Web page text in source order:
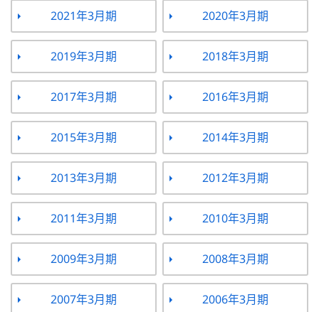
2021年3月期 2020年3月期
2019年3月期 2018年3月期
2017年3月期 2016年3月期
2015年3月期 2014年3月期
2013年3月期 2012年3月期
2011年3月期 2010年3月期
2009年3月期 2008年3月期
2007年3月期 2006年3月期